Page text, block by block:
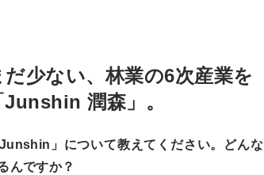
だ少ない、林業の6次産業を
潤森」。
」について教えてください。どんな
んですか？